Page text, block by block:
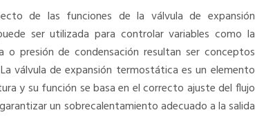
de las funciones de la válvula de expansión
ser utilizada para controlar variables como la
presión de condensación resultan ser conceptos
válvula de expansión termostática es un elemento
y su función se basa en el correcto ajuste del flujo
un sobrecalentamiento adecuado a la salida